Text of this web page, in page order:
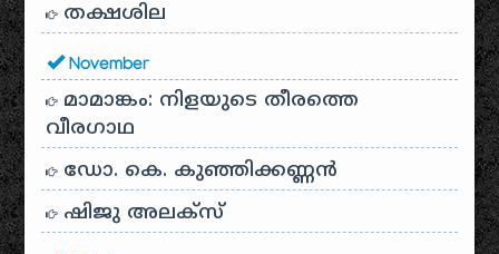
തക്ഷശില
November
മാമാങ്കം: നിളയുടെ തീരത്തെ
വീരഗാഥ
ഡോ. കെ. കുഞ്ഞിക്കണ്ണൻ
ഷിജു അലക്സ്